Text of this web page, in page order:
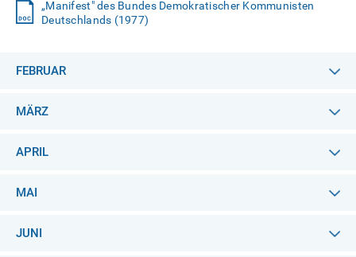
„Manifest" des Bundes Demokratischer Kommunisten
Deutschlands (1977)
FEBRUAR
MÄRZ
APRIL
MAI
JUNI